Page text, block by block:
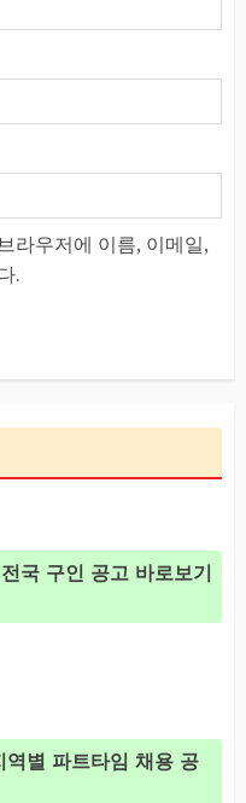
라우저에 이름, 이메일,
.
국 구인 공고 바로보기
별 파트타임 채용 공